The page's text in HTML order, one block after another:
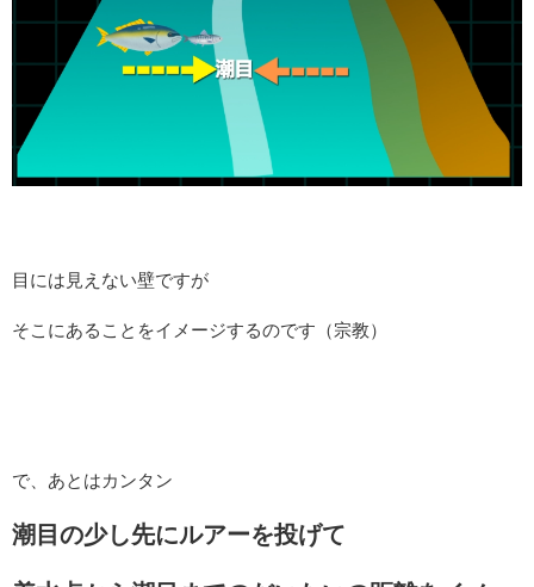
目には見えない壁ですが
そこにあることをイメージするのです（宗教）
で、あとはカンタン
潮目の少し先にルアーを投げて